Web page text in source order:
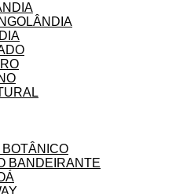
BANDEIRANTE